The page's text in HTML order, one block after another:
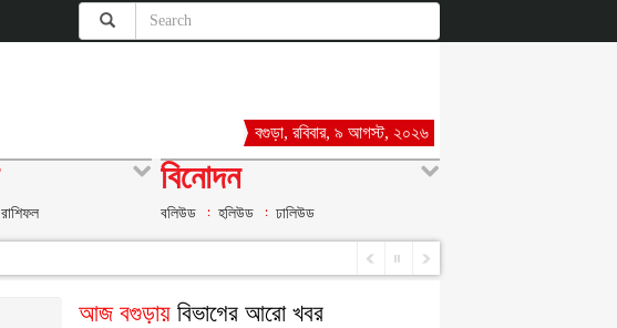
বগুড়া, রবিবার, ৯ আগস্ট, ২০২৬
রাশিফল
বিনোদন
বলিউড হলিউড ঢালিউড
আজ বগুড়ায়বিভাগের আরো খবর